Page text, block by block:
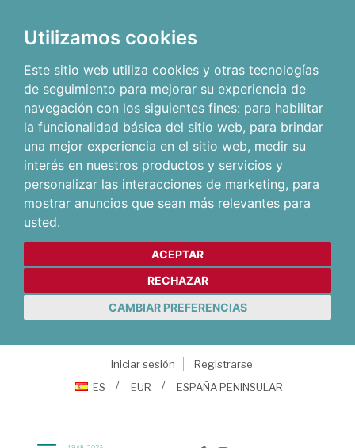
Utilizamos cookies
Este sitio web utiliza cookies y otras tecnologías
de seguimiento para mejorar su experiencia de
navegación con los siguientes fines: para habilitar
la funcionalidad básica del sitio web, para brindar
una mejor experiencia en el sitio web, medir su
interés en nuestros productos y servicios y
personalizar las interacciones de marketing, para
mostrar anuncios que sean más relevantes para
usted.
ACEPTAR
RECHAZAR
CAMBIAR PREFERENCIAS
Iniciar sesión
Registrarse
ES
EUR ESPAÑA PENINSULAR